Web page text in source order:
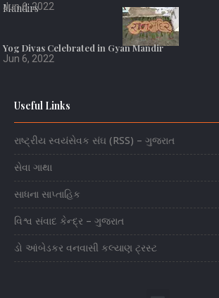
Mandirs
Jun 6, 2022
Yog Divas Celebrated in Gyan Mandir
Jun 6, 2022
Useful Links
રાષ્ટ્રીય સ્વયંસેવક સંઘ (RSS) – ગુજરાત
સેવા ગાથા
સાધના સાપ્તાહિક
વિશ્વ સંવાદ કેન્દ્ર – ગુજરાત
ડો આંબેડકર વનવાસી કલ્યાણ ટ્રસ્ટ